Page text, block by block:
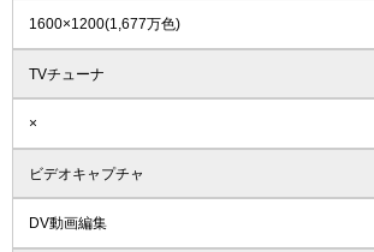
1600×1200(1,677万色)
TVチューナ
×
ビデオキャプチャ
DV動画編集